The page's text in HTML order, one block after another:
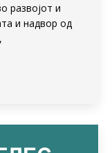
развојот и
и надвор од